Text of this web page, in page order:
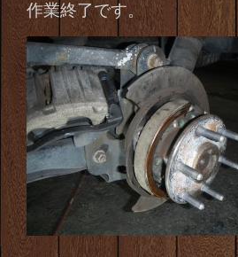
作業終了です。